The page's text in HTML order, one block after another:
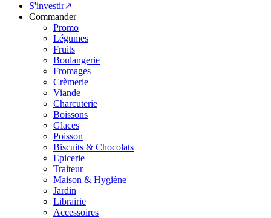
S'investir↗
Commander
Promo
Légumes
Fruits
Boulangerie
Fromages
Crèmerie
Viande
Charcuterie
Boissons
Glaces
Poisson
Biscuits & Chocolats
Epicerie
Traiteur
Maison & Hygiène
Jardin
Librairie
Accessoires